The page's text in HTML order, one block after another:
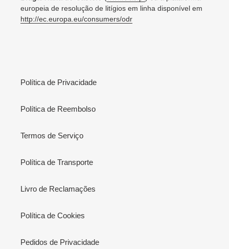
europeia de resolução de litígios em linha disponível em
http://ec.europa.eu/consumers/odr
Política de Privacidade
Política de Reembolso
Termos de Serviço
Política de Transporte
Livro de Reclamações
Política de Cookies
Pedidos de Privacidade